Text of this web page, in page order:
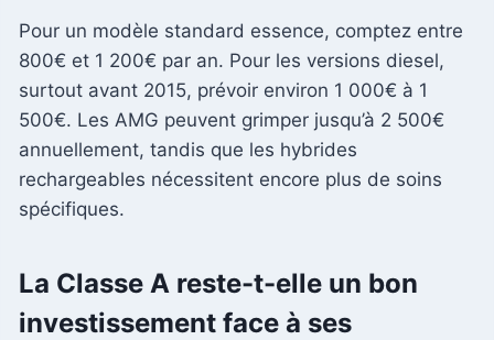
Pour un modèle standard essence, comptez entre
800€ et 1 200€ par an. Pour les versions diesel,
surtout avant 2015, prévoir environ 1 000€ à 1
500€. Les AMG peuvent grimper jusqu’à 2 500€
annuellement, tandis que les hybrides
rechargeables nécessitent encore plus de soins
spécifiques.
La Classe A reste-t-elle un bon
investissement face à ses